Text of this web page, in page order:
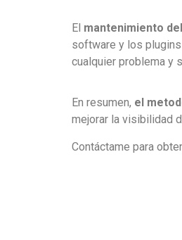
El mantenimiento
software y los
cualquier problema y
En resumen, el
mejorar la visibilidad
Contáctame para